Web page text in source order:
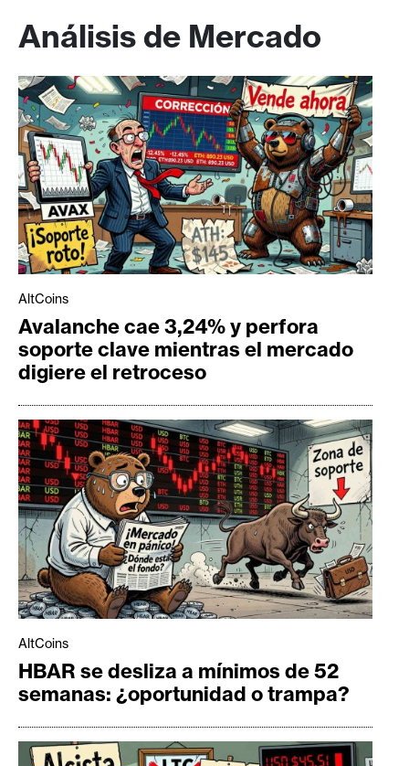
Análisis de Mercado
AltCoins
Avalanche cae 3,24% y perfora
soporte clave mientras el mercado
digiere el retroceso
AltCoins
HBAR se desliza a mínimos de 52
semanas: ¿oportunidad o trampa?